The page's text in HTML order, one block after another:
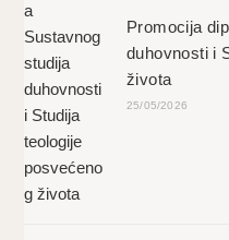
Promocija
duhovnosti i
života
25/05/2026